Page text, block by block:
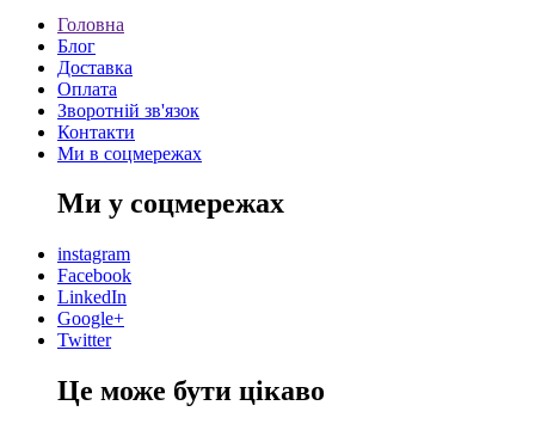
Головна
Блог
Доставка
Оплата
Зворотній зв'язок
Контакти
Ми в соцмережах
Ми у соцмережах
instagram
Facebook
LinkedIn
Google+
Twitter
Це може бути цікаво